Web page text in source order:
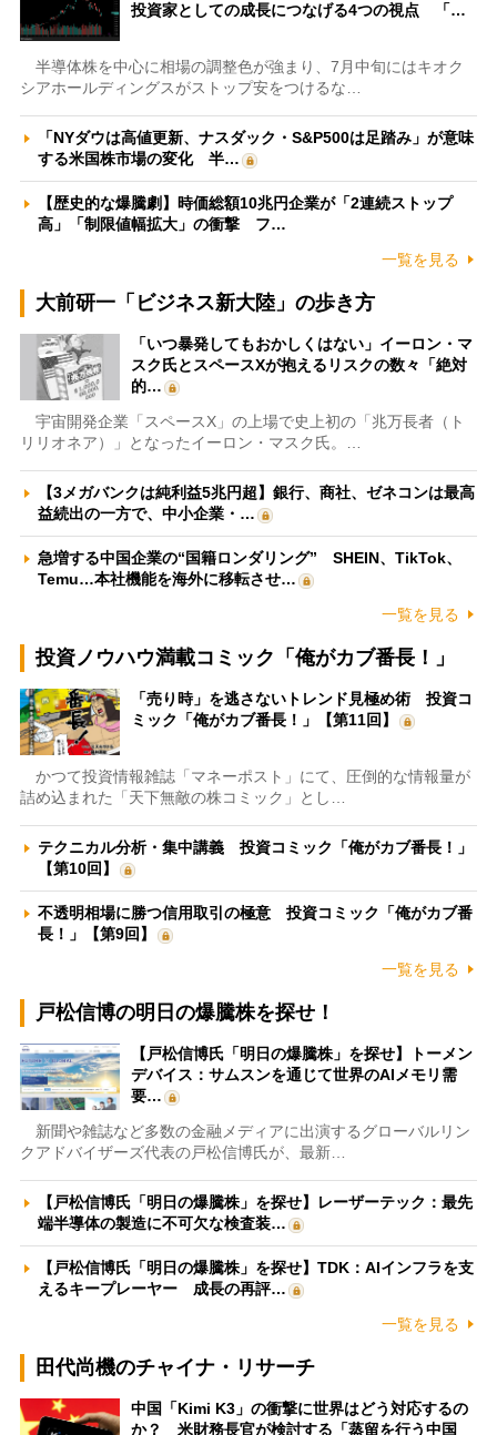
投資家としての成長につなげる4つの視点 「…
半導体株を中心に相場の調整色が強まり、7月中旬にはキオク
シアホールディングスがストップ安をつけるな…
「NYダウは高値更新、ナスダック・S&P500は足踏み」が意味
する米国株市場の変化 半…
【歴史的な爆騰劇】時価総額10兆円企業が「2連続ストップ
高」「制限値幅拡大」の衝撃 フ…
一覧を見る
大前研一「ビジネス新大陸」の歩き方
「いつ暴発してもおかしくはない」イーロン・マ
スク氏とスペースXが抱えるリスクの数々「絶対
的…
宇宙開発企業「スペースX」の上場で史上初の「兆万長者（ト
リリオネア）」となったイーロン・マスク氏。…
【3メガバンクは純利益5兆円超】銀行、商社、ゼネコンは最高
益続出の一方で、中小企業・…
急増する中国企業の“国籍ロンダリング” SHEIN、TikTok、
Temu…本社機能を海外に移転させ…
一覧を見る
投資ノウハウ満載コミック「俺がカブ番長！」
「売り時」を逃さないトレンド見極め術 投資コ
ミック「俺がカブ番長！」【第11回】
かつて投資情報雑誌「マネーポスト」にて、圧倒的な情報量が
詰め込まれた「天下無敵の株コミック」とし…
テクニカル分析・集中講義 投資コミック「俺がカブ番長！」
【第10回】
不透明相場に勝つ信用取引の極意 投資コミック「俺がカブ番
長！」【第9回】
一覧を見る
戸松信博の明日の爆騰株を探せ！
【戸松信博氏「明日の爆騰株」を探せ】トーメン
デバイス：サムスンを通じて世界のAIメモリ需
要…
新聞や雑誌など多数の金融メディアに出演するグローバルリン
クアドバイザーズ代表の戸松信博氏が、最新…
【戸松信博氏「明日の爆騰株」を探せ】レーザーテック：最先
端半導体の製造に不可欠な検査装…
【戸松信博氏「明日の爆騰株」を探せ】TDK：AIインフラを支
えるキープレーヤー 成長の再評…
一覧を見る
田代尚機のチャイナ・リサーチ
中国「Kimi K3」の衝撃に世界はどう対応するの
か？ 米財務長官が検討する「蒸留を行う中国